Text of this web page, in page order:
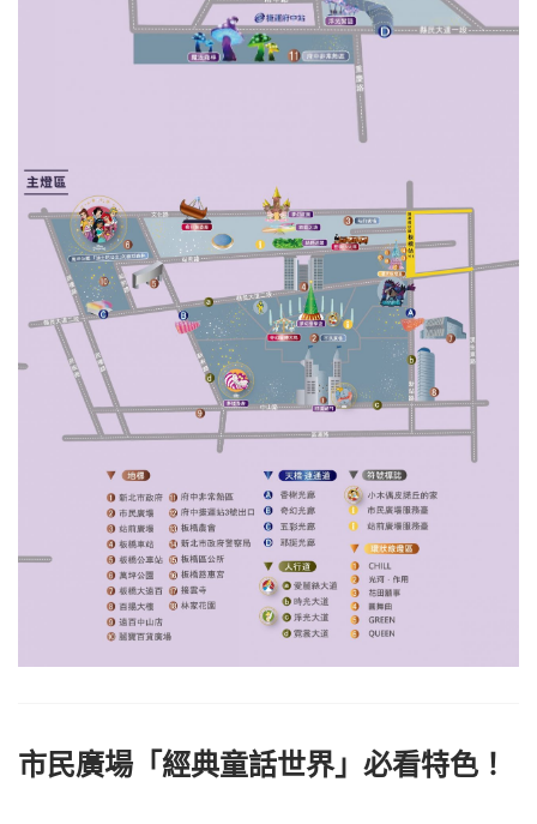
市民廣場「經典童話世界」必看特色！